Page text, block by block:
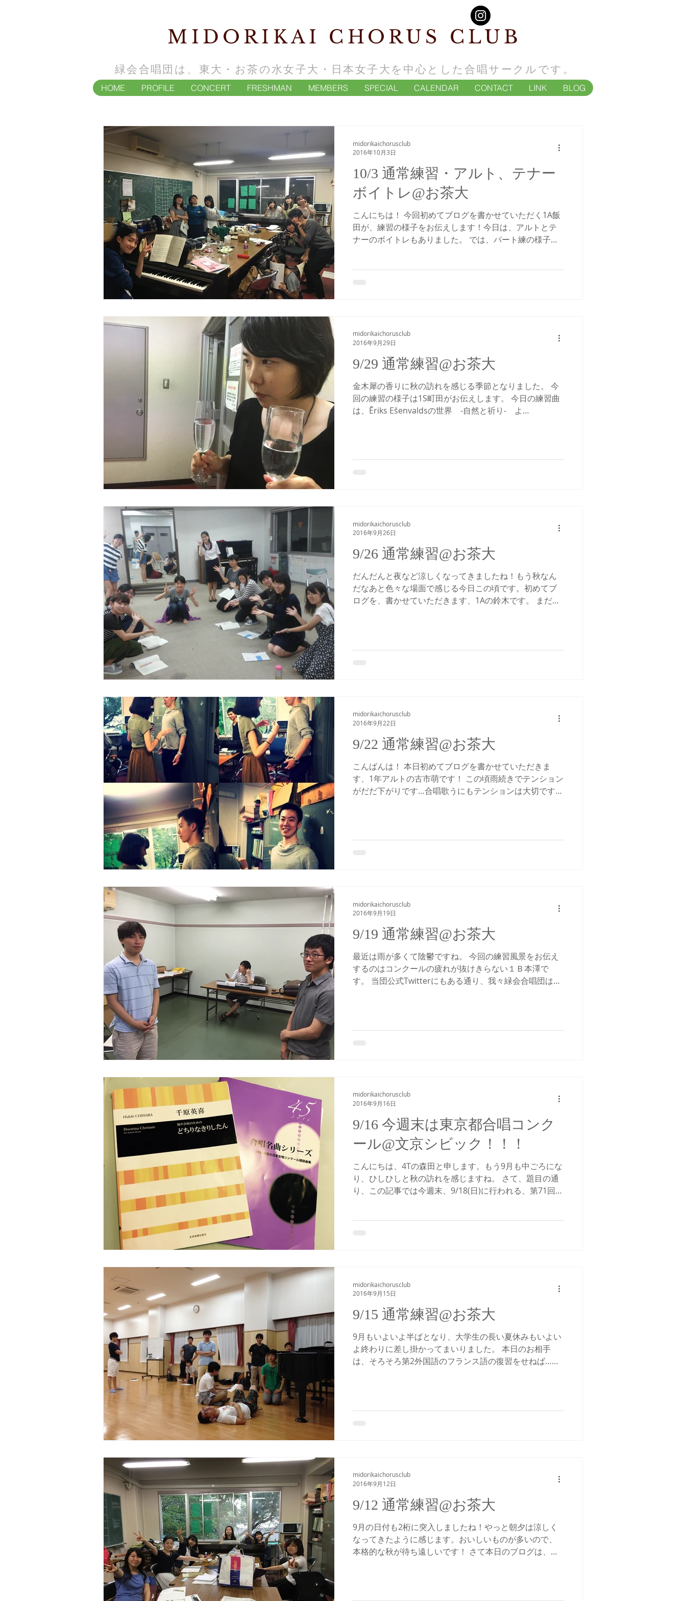
MIDORIKAI CHORUS CLUB
緑会合唱団は、東大・お茶の水女子大・日本女子大を中心とした合唱サークルです。
HOME PROFILE CONCERT FRESHMAN MEMBERS SPECIAL CALENDAR CONTACT LINK BLOG
10/3 通常練習・アルト、テナー
ボイトレ@お茶大
こんにちは！ 今回初めてブログを書かせていただく1A飯
田が、練習の様子をお伝えします！今日は、アルトとテ
ナーのボイトレもありました。 では、パート練の様子で
midorikaichorusclub
2016年10月3日
9/29 通常練習@お茶大
金木犀の香りに秋の訪れを感じる季節となりました。 今
回の練習の様子は1S町田がお伝えします。 今日の練習曲
は、Ēriks Ešenvaldsの世界 -自然と祈り- よ
midorikaichorusclub
2016年9月29日
9/26 通常練習@お茶大
だんだんと夜など涼しくなってきましたね！もう秋なん
だなあと色々な場面で感じる今日この頃です。初めてブ
ログを、書かせていただきます、1Aの鈴木です。 まだ一
midorikaichorusclub
2016年9月26日
9/22 通常練習@お茶大
こんばんは！ 本日初めてブログを書かせていただきま
す、1年アルトの古市萌です！ この頃雨続きでテンション
がだだ下がりです…合唱歌うにもテンションは大切ですね
midorikaichorusclub
2016年9月22日
9/19 通常練習@お茶大
最近は雨が多くて陰鬱ですね。 今回の練習風景をお伝え
するのはコンクールの疲れが抜けきらない１Ｂ本澤で
す。 当団公式Twitterにもある通り、我々緑会合唱団は有
midorikaichorusclub
2016年9月19日
9/16 今週末は東京都合唱コンク
ール@文京シビック！！！
こんにちは、4Tの森田と申します。もう9月も中ごろにな
り、ひしひしと秋の訪れを感じますね。 さて、題目の通
り、この記事では今週末、9/18(日)に行われる、第71回東
midorikaichorusclub
2016年9月16日
9/15 通常練習@お茶大
9月もいよいよ半ばとなり、大学生の長い夏休みもいよい
よ終わりに差し掛かってまいりました。 本日のお相手
は、そろそろ第2外国語のフランス語の復習をせねば…と
midorikaichorusclub
2016年9月15日
9/12 通常練習@お茶大
9月の日付も2桁に突入しましたね！やっと朝夕は涼しく
なってきたように感じます。おいしいものが多いので、
本格的な秋が待ち遠しいです！ さて本日のブログは、雨
midorikaichorusclub
2016年9月12日